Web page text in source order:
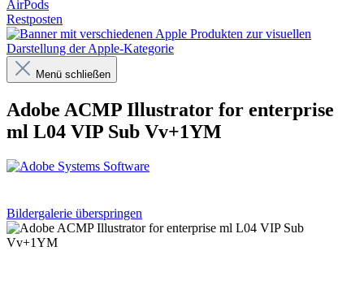
AirPods
Restposten
Menü schließen
Adobe ACMP Illustrator for enterprise
ml L04 VIP Sub Vv+1YM
Bildergalerie überspringen